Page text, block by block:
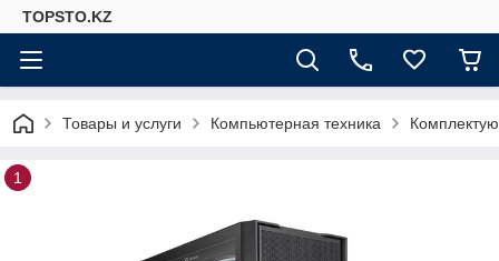
TOPSTO.KZ
Товары и услуги Компьютерная техника
1